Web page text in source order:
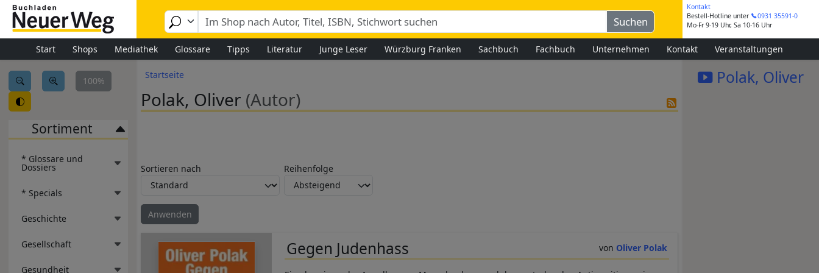
Direkt zum Inhalt
Image
Kontakt
Bestell-Hotline unter
0931 35591-0
Mo-Fr 9-19 Uhr, Sa 10-16 Uhr
Start Shops Mediathek Glossare Tipps Literatur Junge Leser Würzburg Franken Sachbuch Fachbuch Unternehmen Kontakt Veranstaltungen
100%
Sortiment
* Glossare und
Dossiers
* Specials
Geschichte
Gesellschaft
Gesundheit
Pfadnavigation
Startseite
Polak, Oliver (Autor)
Sortieren nach Reihenfolge
Oliver Polak
Gegen Judenhass
Polak, Oliver